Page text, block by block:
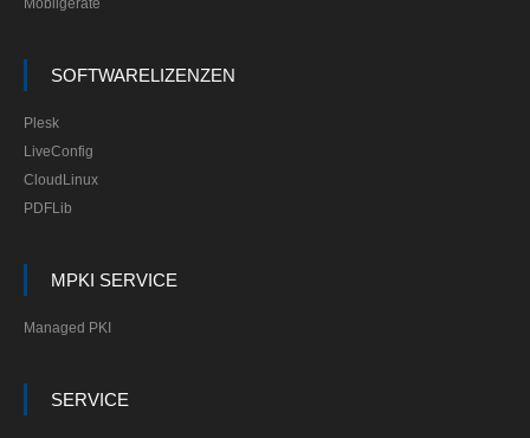
Mobilgeräte
SOFTWARELIZENZEN
Plesk
LiveConfig
CloudLinux
PDFLib
MPKI SERVICE
Managed PKI
SERVICE